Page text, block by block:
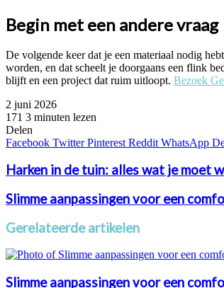
Begin met een andere vraag
De volgende keer dat je een materiaal nodig
worden, en dat scheelt je doorgaans een flink
blijft en een project dat ruim uitloopt. Bezoek
2 juni 2026
171 3 minuten lezen
Facebook
Twitter
Pinterest
WhatsApp
Delen
Facebook Twitter Pinterest Reddit WhatsApp
Harken in de tuin: alles wat je moet
Slimme aanpassingen voor een
Gerelateerde artikelen
Slimme aanpassingen voor een